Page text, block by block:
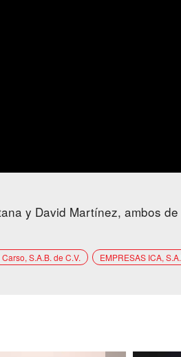
y David Martínez, ambos
S.A.B. de C.V. EMPRESAS ICA,